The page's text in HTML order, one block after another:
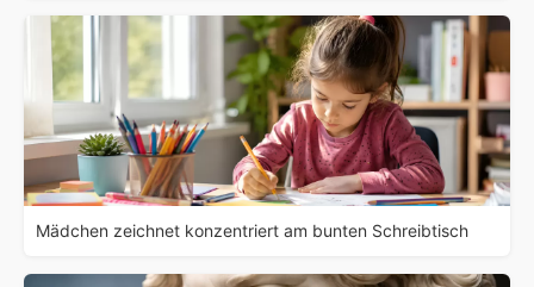
Mädchen zeichnet konzentriert am bunten Schreibtisch